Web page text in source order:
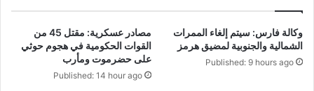
وكالة فارس: سيتم إلغاء الممرات
الشمالية والجنوبية لمضيق هرمز
Published: 9 hours ago
مصادر عسكرية: مقتل 45 من
القوات الحكومية في هجوم حوثي
على حضرموت ومأرب
Published: 14 hour ago